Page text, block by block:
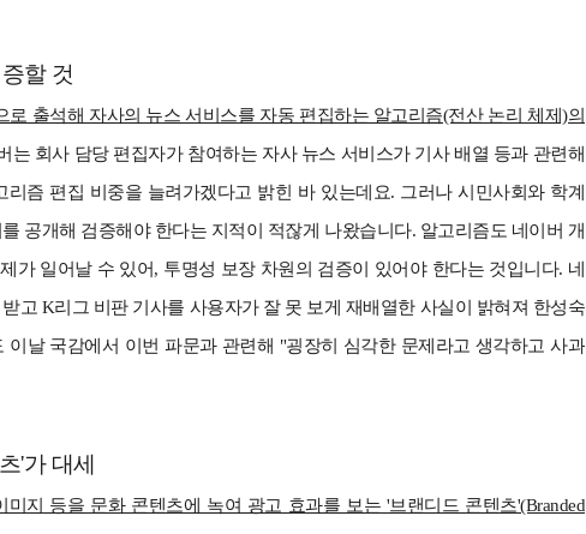
할 것
출석해 자사의 뉴스 서비스를 자동 편집하는 알고리즘(전산 논리 체제)의
는 회사 담당 편집자가 참여하는 자사 뉴스 서비스가 기사 배열 등과 관련해
즘 편집 비중을 늘려가겠다고 밝힌 바 있는데요. 그러나 시민사회와 학계
공개해 검증해야 한다는 지적이 적잖게 나왔습니다. 알고리즘도 네이버 개
가 일어날 수 있어, 투명성 보장 차원의 검증이 있어야 한다는 것입니다. 네
고 K리그 비판 기사를 사용자가 잘 못 보게 재배열한 사실이 밝혀져 한성숙
이날 국감에서 이번 파문과 관련해 "굉장히 심각한 문제라고 생각하고 사과
'가 대세
지 등을 문화 콘텐츠에 녹여 광고 효과를 보는 '브랜디드 콘텐츠'(Branded